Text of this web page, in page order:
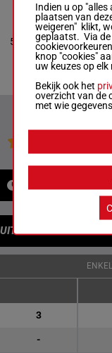
5
STELLA NOIR
Luis Contreras-
J. Keith
Desormeaux
Box: 5 -M/5 -54
6p 1p (22) 8p 2p
M/5
Jouw favoriete
UITBETALINGEN
3
-
Indien u op
plaatsen van
weigeren" klikt,
geplaatst. Via de
knop "cookies"
uw keuzes op
Bekijk ook het
overzicht van de
met wie